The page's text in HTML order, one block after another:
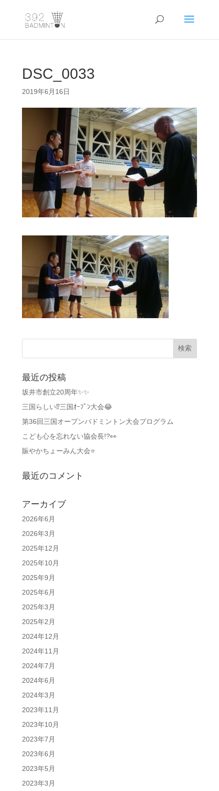
DSC_0033
2019年6月16日
最近の投稿
坂井市創立20周年✨✨
三国らしい⁉️三国ｵｰﾌﾟﾝ大会😂
第36回三国オープンバドミントン大会プログラム
こども心を忘れない協会長!?👀
賑やかちょーみん大会⭐
最近のコメント
アーカイブ
2026年6月
2026年3月
2025年12月
2025年10月
2025年9月
2025年6月
2025年3月
2025年2月
2024年12月
2024年11月
2024年7月
2024年6月
2024年3月
2023年11月
2023年10月
2023年7月
2023年6月
2023年5月
2023年3月